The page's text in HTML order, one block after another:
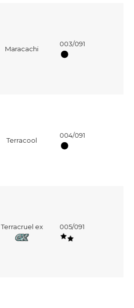
Maracachi
003/091
Terracool
004/091
Terracruel ex 005/091